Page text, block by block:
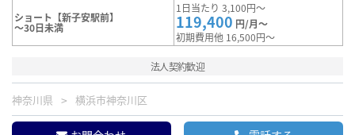
ショート【新子安駅前】
～30日未満
1日当たり 3,100円～
119,400 円/月～
初期費用他 16,500円～
法人契約歓迎
神奈川県 横浜市神奈川区